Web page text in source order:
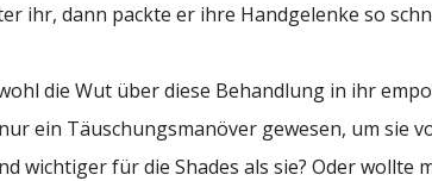
ihr, dann packte er ihre Handgelenke so
die Wut über diese Behandlung in ihr
ein Täuschungsmanöver gewesen, um sie
wichtiger für die Shades als sie? Oder wollte